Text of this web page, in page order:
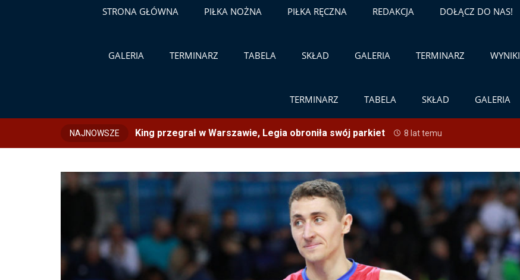
STRONA GŁÓWNA PIŁKA NOŻNA PIŁKA RĘCZNA REDAKCJA DOŁĄCZ DO NAS!
GALERIA TERMINARZ TABELA SKŁAD GALERIA TERMINARZ WYNIKI
TERMINARZ TABELA SKŁAD GALERIA
NAJNOWSZE King przegrał w Warszawie, Legia obroniła swój parkiet 8 lat temu